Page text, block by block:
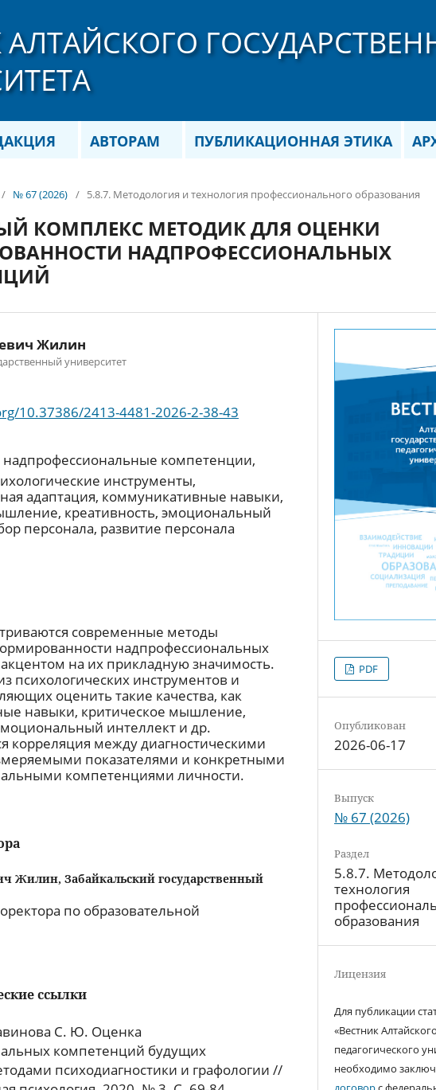
АЛТАЙСКОГО
АВТОРАМ ПУБЛИКАЦИОННАЯ ЭТИКА
/ № 67 (2026) / 5.8.7. Методология и технология профессионального образования
КОМПЛЕКС МЕТОДИК ДЛЯ ОЦЕНКИ
НАДПРОФЕССИОНАЛЬНЫХ
Жилин
университет
10.37386/2413-4481-2026-2-38-43
надпрофессиональные компетенции,
инструменты,
адаптация, коммуникативные навыки,
креативность, эмоциональный
персонала, развитие персонала
современные методы
надпрофессиональных
на их прикладную значимость.
психологических инструментов и
оценить такие качества, как
навыки, критическое мышление,
интеллект и др.
корреляция между диагностическими
показателями и конкретными
компетенциями личности.
Жилин, Забайкальский государственный
по образовательной
ссылки
С. Ю. Оценка
компетенций будущих
психодиагностики и графологии //
PDF
Опубликован
2026-06-17
Выпуск
№ 67 (2026)
Раздел
5.8.7.
технология
образования
Лицензия
Для публикации
«Вестник
педагогического
необходимо